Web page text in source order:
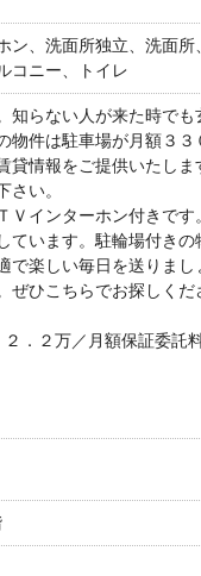
ン、洗面所独立、洗面所
コニー、トイレ
知らない人が来た時でも
物件は駐車場が月額３３
情報をご提供いたしま
い。
Ｖインターホン付きです
ています。駐輪場付きの
で楽しい毎日を送りまし
ぜひこちらでお探しくだ
．２万／月額保証委託